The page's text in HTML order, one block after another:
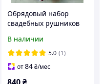
Обрядовый набор
свадебных рушников
венчания
В наличии
5.0 (1)
от84 ₴/мес